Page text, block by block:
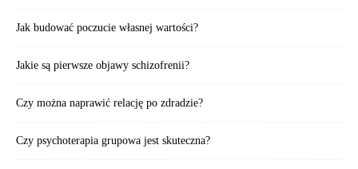
Jak budować poczucie własnej wartości?
Jakie są pierwsze objawy schizofrenii?
Czy można naprawić relację po zdradzie?
Czy psychoterapia grupowa jest skuteczna?